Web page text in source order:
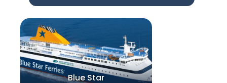
Blue Star